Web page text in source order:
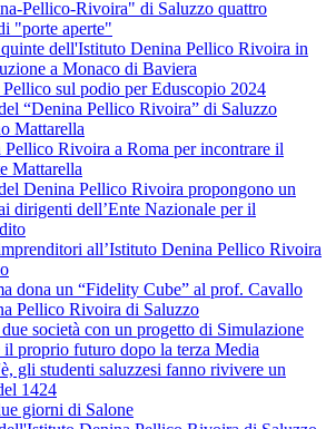
Pellico-Rivoira" di Saluzzo quattro
"porte aperte"
dell'Istituto Denina Pellico Rivoira in
a Monaco di Baviera
sul podio per Eduscopio 2024
“Denina Pellico Rivoira” di Saluzzo
Mattarella
Rivoira a Roma per incontrare il
Mattarella
Denina Pellico Rivoira propongono un
dirigenti dell’Ente Nazionale per il
all’Istituto Denina Pellico Rivoira
dona un “Fidelity Cube” al prof. Cavallo
Pellico Rivoira di Saluzzo
società con un progetto di Simulazione
il proprio futuro dopo la terza Media
gli studenti saluzzesi fanno rivivere un
1424
giorni di Salone